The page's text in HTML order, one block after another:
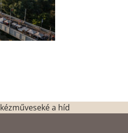
a híd